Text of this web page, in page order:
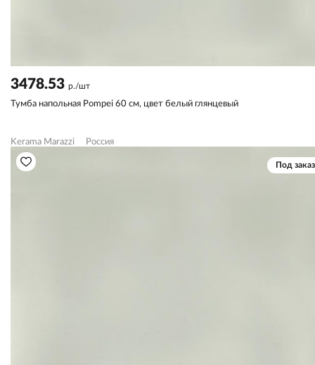
3478.53 р./шт
Тумба напольная Pompei 60 см, цвет белый глянцевый
Kerama Marazzi Россия
Под заказ